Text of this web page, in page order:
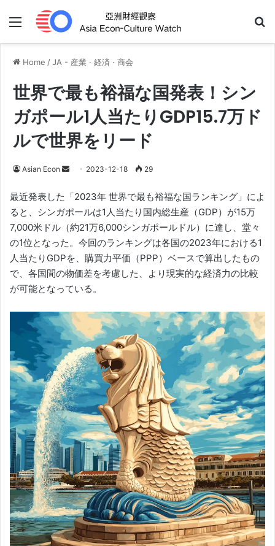
Menu
Home /JA - 産業 · 経済 · 商会
世界で最も裕福な国発表！シン
ガポール1人当たりGDP15.7万ド
ルで世界をリード
Asian Econ
Send
email
2023-12-18 29
最近発表した「2023年 世界で最も裕福な国ランキング」によ
ると、シンガポールは1人当たり国内総生産（GDP）が15万
7,000米ドル（約21万6,000シンガポールドル）に達し、堂々
の1位となった。今回のランキングは各国の2023年における1
人当たりGDPを、購買力平価（PPP）ベースで算出したもの
で、各国間の物価差を考慮した、より現実的な経済力の比較
が可能となっている。